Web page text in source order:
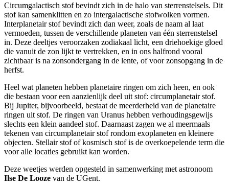
Circumgalactisch stof bevindt zich in de halo van sterrenstelsels. Dit
stof kan samenklitten en zo intergalactische stofwolken vormen.
Interplanetair stof bevindt zich dan weer, zoals de naam al laat
vermoeden, tussen de verschillende planeten van één sterrenstelsel
in. Deze deeltjes veroorzaken zodiakaal licht, een driehoekige gloed
die vanuit de zon lijkt te vertrekken, en in ons halfrond vooral
zichtbaar is na zonsondergang in de lente, of voor zonsopgang in de
herfst.
Heel wat planeten hebben planetaire ringen om zich heen, en ook
die bestaan voor een aanzienlijk deel uit stof: circumplanetair stof.
Bij Jupiter, bijvoorbeeld, bestaat de meerderheid van de planetaire
ringen uit stof. De ringen van Uranus hebben verhoudingsgewijs
slechts een klein aandeel stof. Daarnaast zagen we al meermaals
tekenen van circumplanetair stof rondom exoplaneten en kleinere
objecten. Stellair stof of kosmisch stof is de overkoepelende term die
voor alle locaties gebruikt kan worden.
Deze weetjes werden opgesteld in samenwerking met astronoom
Ilse De Looze van de UGent.